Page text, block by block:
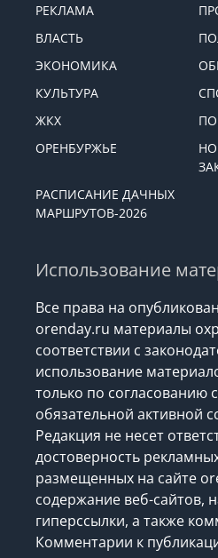
РЕКЛАМА
ВЛАСТЬ
ЭКОНОМИКА
КУЛЬТУРА
ЖКХ
ОРЕНБУРЖЬЕ
РАСПИСАНИЕ ДАЧНЫХ
МАРШРУТОВ-2026
Использование
Все права на
orenday.ru материалы
соответствии с
использование
только по согласованию
обязательной активной
Редакция не несет
достоверность
размещенных на сайте
содержание веб-сайтов,
гиперссылки, а также
Комментарии к